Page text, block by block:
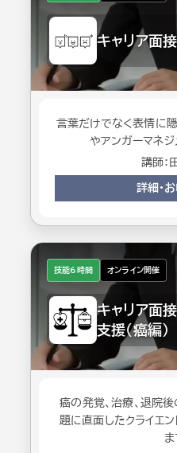
キャリア面
言葉だけでなく表情に
やアンガーマネジ
講師：
詳細・
技能6時間 オンライン開催
キャリア面
支援（癌編）
癌の発覚、治療、退院
題に直面したクライエ
ま